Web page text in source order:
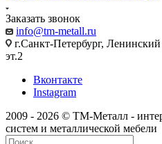
Заказать звонок
info@tm-metall.ru
г.Санкт-Петербург,
эт.2
Вконтакте
Instagram
2009 - 2026 © ТМ-Металл -
систем и металлической мебели